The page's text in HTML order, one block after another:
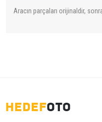
Aracın parçaları orijinaldir,